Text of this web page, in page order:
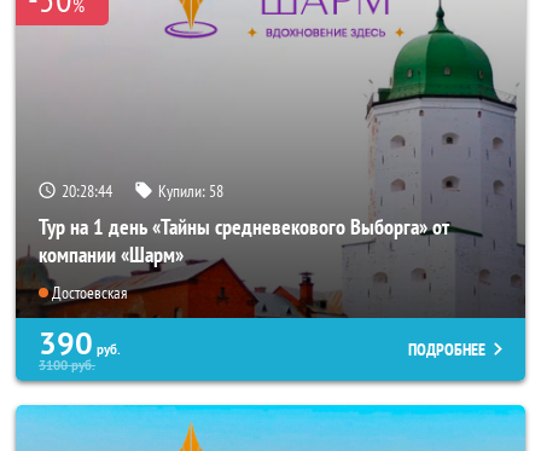
%
20:28:43 Купили: 58
Тур на 1 день «Тайны средневекового Выборга» от
компании «Шарм»
Достоевская
390 руб.
3100руб.
ПОДРОБНЕЕ